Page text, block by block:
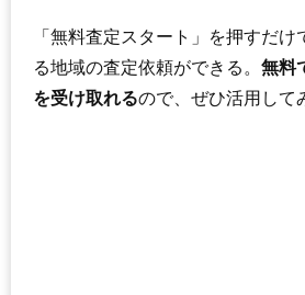
「無料査定スタート」を押すだ
る地域の査定依頼ができる。 無料
を受け取れるので、ぜひ活用して